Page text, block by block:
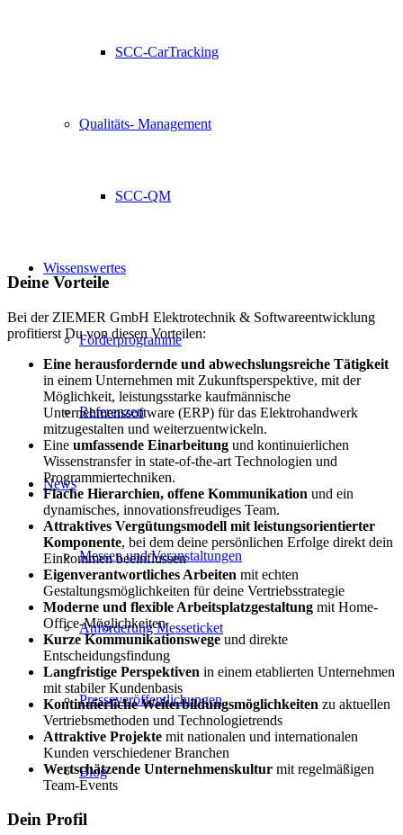
SCC-CarTracking
Qualitäts- Management
SCC-QM
Wissenswertes
Förderprogramme
Referenzen
News
Messen und Veranstaltungen
Anforderung Messeticket
Presseveröffentlichungen
Blog
Deine Vorteile
Bei der ZIEMER GmbH Elektrotechnik & Softwareentwicklung
profitierst Du von diesen Vorteilen:
Eine herausfordernde und abwechslungsreiche Tätigkeit
in einem Unternehmen mit Zukunftsperspektive, mit der
Möglichkeit, leistungsstarke kaufmännische
Unternehmenssoftware (ERP) für das Elektrohandwerk
mitzugestalten und weiterzuentwickeln.
Eine umfassende Einarbeitung und kontinuierlichen
Wissenstransfer in state-of-the-art Technologien und
Programmiertechniken.
Flache Hierarchien, offene Kommunikation und ein
dynamisches, innovationsfreudiges Team.
Attraktives Vergütungsmodell mit leistungsorientierter
Komponente, bei dem deine persönlichen Erfolge direkt dein
Einkommen beeinflussen
Eigenverantwortliches Arbeiten mit echten
Gestaltungsmöglichkeiten für deine Vertriebsstrategie
Moderne und flexible Arbeitsplatzgestaltung mit Home-
Office-Möglichkeiten
Kurze Kommunikationswegeund direkte
Entscheidungsfindung
Langfristige Perspektiven in einem etablierten Unternehmen
mit stabiler Kundenbasis
Kontinuierliche Weiterbildungsmöglichkeiten zu aktuellen
Vertriebsmethoden und Technologietrends
Attraktive Projekte mit nationalen und internationalen
Kunden verschiedener Branchen
Wertschätzende Unternehmenskultur mit regelmäßigen
Team-Events
Dein Profil